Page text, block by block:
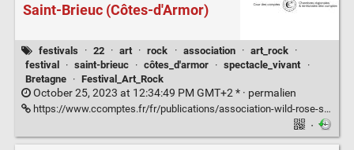
Saint-Brieuc (Côtes-d'Armor)
festivals · 22 · art · rock · association · art_rock
·
festival
· saint-brieuc · côtes_d'armor · spectacle_vivant
·
Bretagne
· Festival_Art_Rock
October 25, 2023 at 12:34:49 PM GMT+2 * · permalien
https://www.ccomptes.fr/fr/publications/association-wild-rose-saint-brieuc-cotes-darmor-0
·